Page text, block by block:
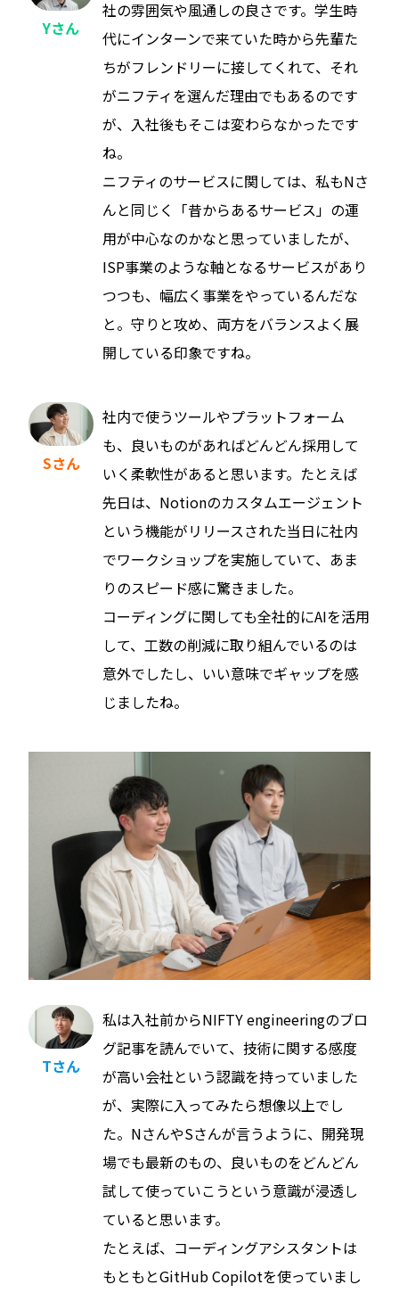
Yさん
社の雰囲気や風通しの良さです。学生時
代にインターンで来ていた時から先輩た
ちがフレンドリーに接してくれて、それ
がニフティを選んだ理由でもあるのです
が、入社後もそこは変わらなかったです
ね。
ニフティのサービスに関しては、私もNさ
んと同じく「昔からあるサービス」の運
用が中心なのかなと思っていましたが、
ISP事業のような軸となるサービスがあり
つつも、幅広く事業をやっているんだな
と。守りと攻め、両方をバランスよく展
開している印象ですね。
Sさん
社内で使うツールやプラットフォーム
も、良いものがあればどんどん採用して
いく柔軟性があると思います。たとえば
先日は、Notionのカスタムエージェント
という機能がリリースされた当日に社内
でワークショップを実施していて、あま
りのスピード感に驚きました。
コーディングに関しても全社的にAIを活用
して、工数の削減に取り組んでいるのは
意外でしたし、いい意味でギャップを感
じましたね。
Tさん
私は入社前からNIFTY engineeringのブロ
グ記事を読んでいて、技術に関する感度
が高い会社という認識を持っていました
が、実際に入ってみたら想像以上でし
た。NさんやSさんが言うように、開発現
場でも最新のもの、良いものをどんどん
試して使っていこうという意識が浸透し
ていると思います。
たとえば、コーディングアシスタントは
もともとGitHub Copilotを使っていまし